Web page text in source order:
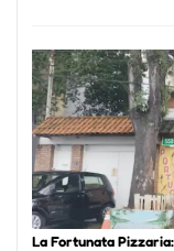
La Fortunata